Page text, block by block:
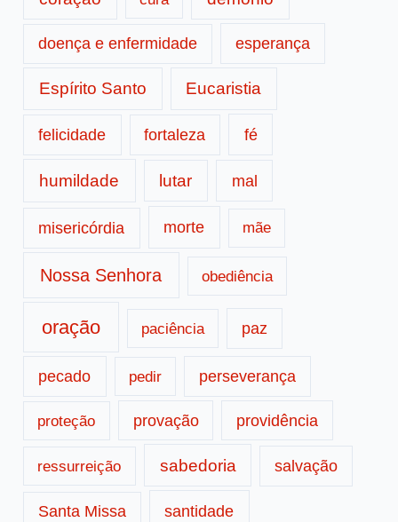
doença e enfermidade esperança
Espírito Santo Eucaristia
felicidade fortaleza fé
humildade lutar mal
misericórdia morte mãe
Nossa Senhora obediência
oração paciência paz
pecado pedir perseverança
proteção provação providência
ressurreição sabedoria salvação
Santa Missa santidade